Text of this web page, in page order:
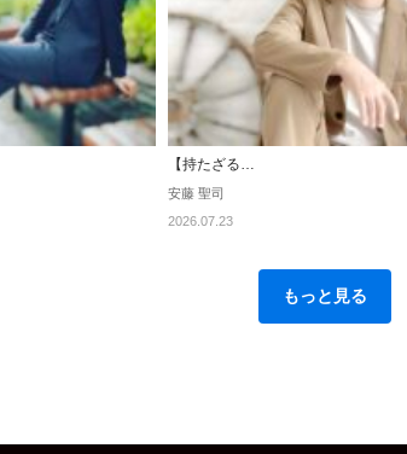
【持たざる…
安藤 聖司
2026.07.23
もっと見る